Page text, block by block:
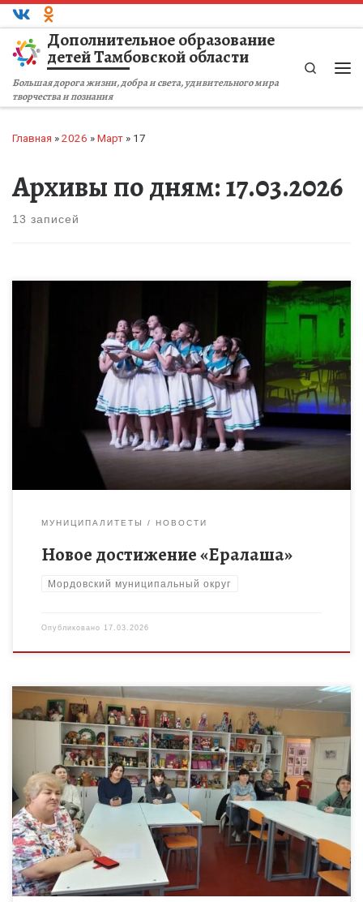
Перейти к содержимому
Дополнительное образование
детей Тамбовской области
Большая дорога жизни, добра и света, удивительного мира
творчества и познания
Search
Главная » 2026 » Март » 17
Архивы по дням:17.03.2026
13 записей
Незабываемым творческим событием стал региональный
этап Всероссийского проекта‑фестиваля школьников
«Российская школьная весна», который прошёл в МБУ «ЦДК
Первомайского округа. Под крылом Российского Союза
МУНИЦИПАЛИТЕТЫ НОВОСТИ
Новое достижение «Ералаша»
Мордовский муниципальный округ
Опубликовано 17.03.2026
В Токарёвском Доме детского творчества прошло
родительское собрание на тему: «Родительские послания: как
наши слова формируют судьбу ребенка». Слово – это
огромная сила. Порой люди […]